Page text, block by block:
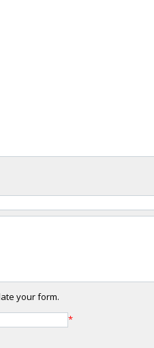
your form.
*